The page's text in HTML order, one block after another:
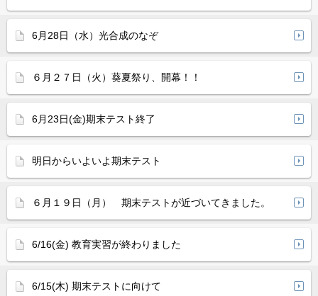
6月28日（水）光合成のなぞ
６月２７日（火）葵夏祭り、開幕！！
6月23日(金)期末テスト終了
明日からいよいよ期末テスト
６月１９日（月） 期末テストが近づいてきました。
6/16(金) 教育実習が終わりました
6/15(木) 期末テストに向けて